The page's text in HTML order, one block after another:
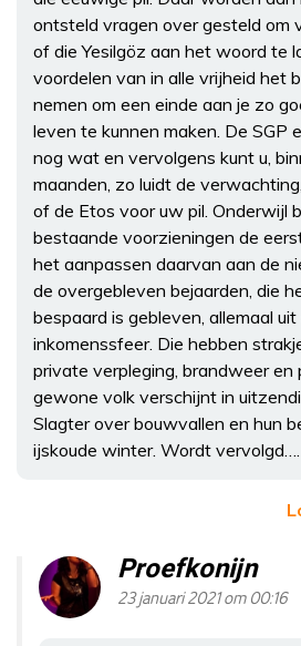
ontsteld vragen over gesteld om
of die Yesilgöz aan het woord te
voordelen van in alle vrijheid het
nemen om een einde aan je zo
leven te kunnen maken. De SGP
nog wat en vervolgens kunt u,
maanden, zo luidt de
of de Etos voor uw pil. Onderwijl
bestaande voorzieningen de
het aanpassen daarvan aan de
de overgebleven bejaarden, die
bespaard is gebleven, allemaal uit
inkomenssfeer. Die hebben
private verpleging, brandweer en
gewone volk verschijnt in
Slagter over bouwvallen en hun
ijskoude winter. Wordt vervolgd……
Proefkonijn
23 januari 2021 om 00:16